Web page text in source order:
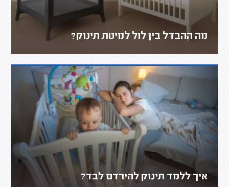
מה ההבדל בין לול למיטת תינוק?
איך ללמד תינוק להירדם לבד?